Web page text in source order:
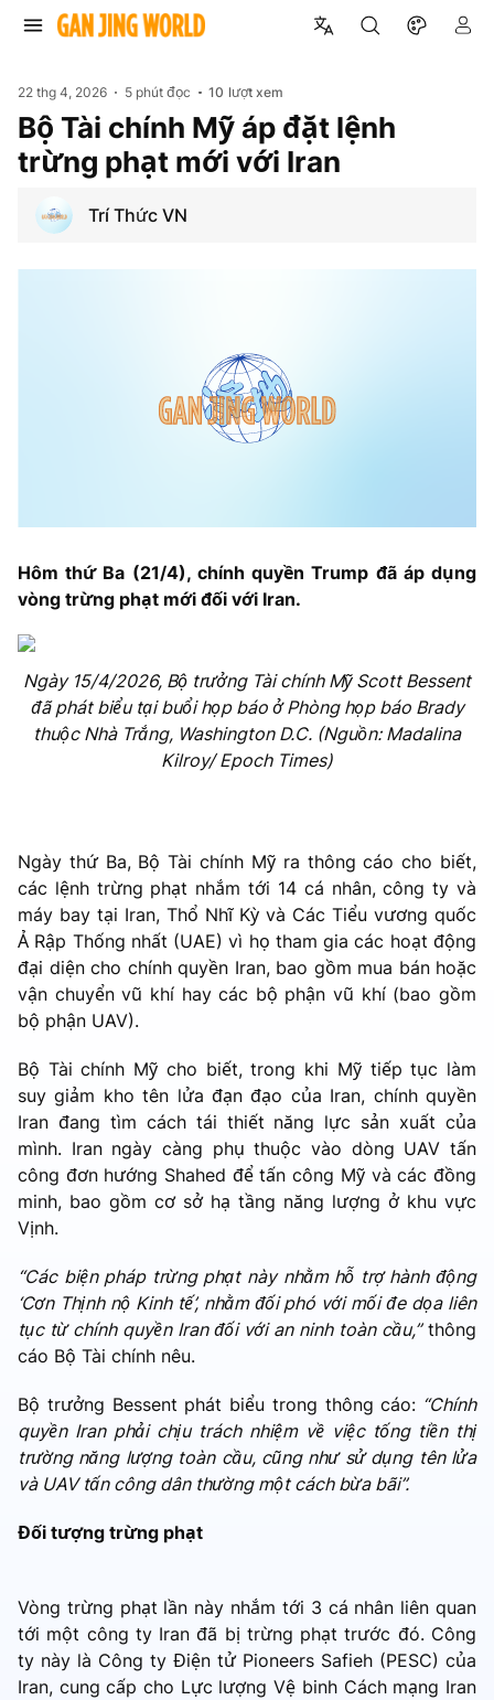
22 thg 4, 2026 5 phút đọc 10 lượt xem
Bộ Tài chính Mỹ áp đặt lệnh
trừng phạt mới với Iran
Trí Thức VN
Hôm thứ Ba (21/4), chính quyền Trump đã áp dụng
vòng trừng phạt mới đối với Iran.
Ngày 15/4/2026, Bộ trưởng Tài chính Mỹ Scott Bessent
đã phát biểu tại buổi họp báo ở Phòng họp báo Brady
thuộc Nhà Trắng, Washington D.C. (Nguồn: Madalina
Kilroy/ Epoch Times)
Ngày thứ Ba, Bộ Tài chính Mỹ ra thông cáo cho biết,
các lệnh trừng phạt nhắm tới 14 cá nhân, công ty và
máy bay tại Iran, Thổ Nhĩ Kỳ và Các Tiểu vương quốc
Ả Rập Thống nhất (UAE) vì họ tham gia các hoạt động
đại diện cho chính quyền Iran, bao gồm mua bán hoặc
vận chuyển vũ khí hay các bộ phận vũ khí (bao gồm
bộ phận UAV).
Bộ Tài chính Mỹ cho biết, trong khi Mỹ tiếp tục làm
suy giảm kho tên lửa đạn đạo của Iran, chính quyền
Iran đang tìm cách tái thiết năng lực sản xuất của
mình. Iran ngày càng phụ thuộc vào dòng UAV tấn
công đơn hướng Shahed để tấn công Mỹ và các đồng
minh, bao gồm cơ sở hạ tầng năng lượng ở khu vực
Vịnh.
“Các biện pháp trừng phạt này nhằm hỗ trợ hành động
‘Cơn Thịnh nộ Kinh tế’, nhằm đối phó với mối đe dọa liên
tục từ chính quyền Iran đối với an ninh toàn cầu,”thông
cáo Bộ Tài chính nêu.
Bộ trưởng Bessent phát biểu trong thông cáo: “Chính
quyền Iran phải chịu trách nhiệm về việc tống tiền thị
trường năng lượng toàn cầu, cũng như sử dụng tên lửa
và UAV tấn công dân thường một cách bừa bãi”.
Đối tượng trừng phạt
Vòng trừng phạt lần này nhắm tới 3 cá nhân liên quan
tới một công ty Iran đã bị trừng phạt trước đó. Công
ty này là Công ty Điện tử Pioneers Safieh (PESC) của
Iran, cung cấp cho Lực lượng Vệ binh Cách mạng Iran